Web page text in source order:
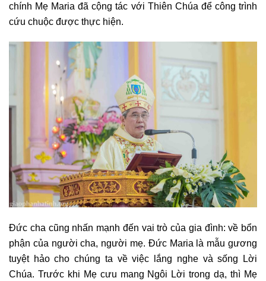
chính Mẹ Maria đã cộng tác với Thiên Chúa để công trình
cứu chuộc được thực hiện.
Đức cha cũng nhấn mạnh đến vai trò của gia đình: về bổn
phận của người cha, người mẹ. Đức Maria là mẫu gương
tuyệt hảo cho chúng ta về việc lắng nghe và sống Lời
Chúa. Trước khi Mẹ cưu mang Ngôi Lời trong dạ, thì Mẹ